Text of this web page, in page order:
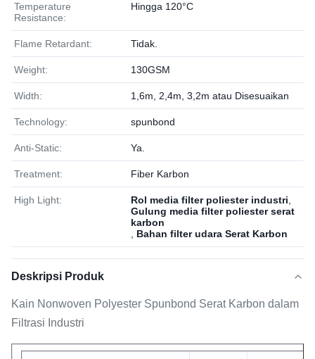
Temperature
Resistance:
Hingga 120°C
Flame Retardant: Tidak.
Weight: 130GSM
Width: 1,6m, 2,4m, 3,2m atau Disesuaikan
Technology: spunbond
Anti-Static: Ya.
Treatment: Fiber Karbon
High Light: Rol media filter poliester industri
Gulung media filter poliester serat
karbon
Bahan filter udara Serat Karbon
Deskripsi Produk
Kain Nonwoven Polyester Spunbond Serat Karbon dalam
Filtrasi Industri